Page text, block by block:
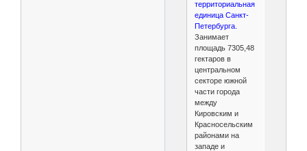
территориальная
единица Санкт-
Петербурга.
Занимает
площадь 7305,48
гектаров в
центральном
секторе южной
части города
между
Кировским и
Красносельским
районами на
западе и